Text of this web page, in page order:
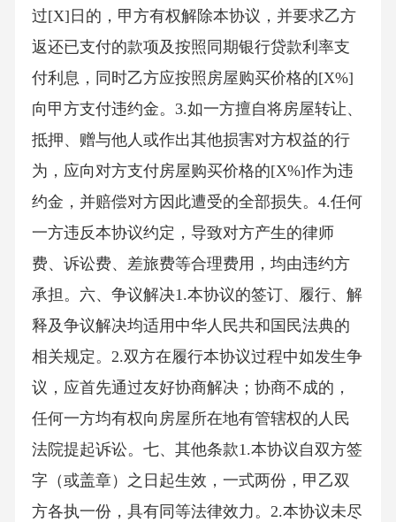
过[X]日的，甲方有权解除本协议，并要求乙方
返还已支付的款项及按照同期银行贷款利率支
付利息，同时乙方应按照房屋购买价格的[X%]
向甲方支付违约金。3.如一方擅自将房屋转让、
抵押、赠与他人或作出其他损害对方权益的行
为，应向对方支付房屋购买价格的[X%]作为违
约金，并赔偿对方因此遭受的全部损失。4.任何
一方违反本协议约定，导致对方产生的律师
费、诉讼费、差旅费等合理费用，均由违约方
承担。六、争议解决1.本协议的签订、履行、解
释及争议解决均适用中华人民共和国民法典的
相关规定。2.双方在履行本协议过程中如发生争
议，应首先通过友好协商解决；协商不成的，
任何一方均有权向房屋所在地有管辖权的人民
法院提起诉讼。七、其他条款1.本协议自双方签
字（或盖章）之日起生效，一式两份，甲乙双
方各执一份，具有同等法律效力。2.本协议未尽